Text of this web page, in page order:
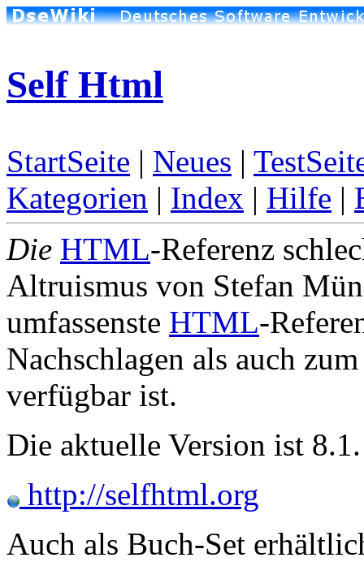
Self Html
StartSeite | Neues |
Kategorien | Index | Hilfe |
Die HTML-Referenz
Altruismus von Stefan
umfassenste HTML-
Nachschlagen als auch
verfügbar ist.
Die aktuelle Version ist 8.1.
http://selfhtml.org
Auch als Buch-Set